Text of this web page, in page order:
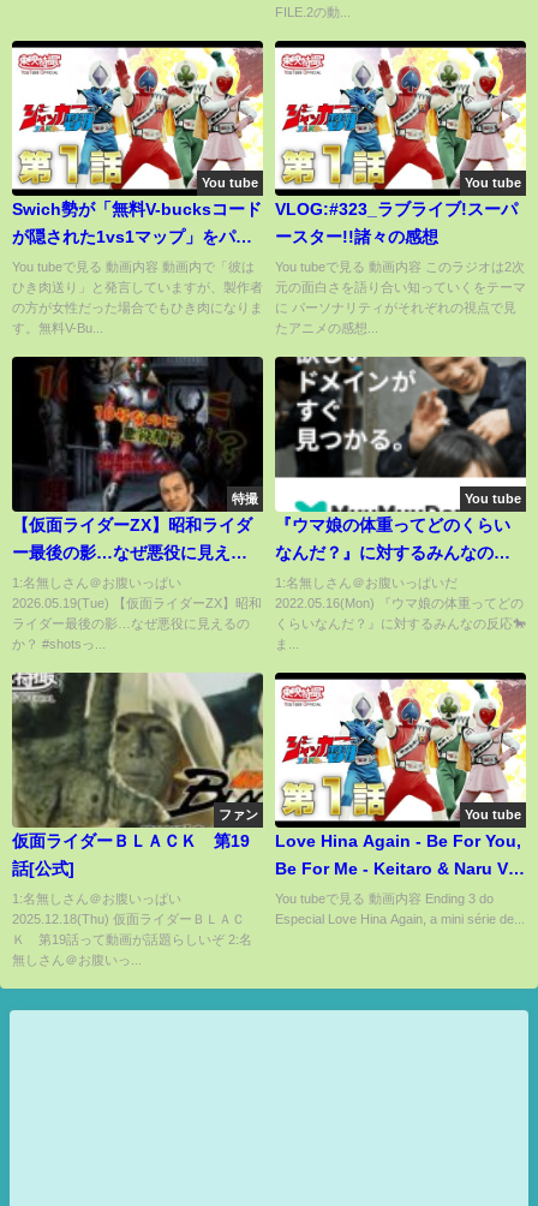
FILE.2の動...
You tube
Swich勢が「無料V-bucksコード
が隠された1vs1マップ」をパト
ロール！(親には内緒で)【フォー
トナイト】
You tubeで見る 動画内容 動画内で「彼は
ひき肉送り」と発言していますが、製作者
の方が女性だった場合でもひき肉になりま
す。無料V-Bu...
You tube
VLOG:#323_ラブライブ!スーパ
ースター!!諸々の感想
You tubeで見る 動画内容 このラジオは2次
元の面白さを語り合い知っていくをテーマ
に パーソナリティがそれぞれの視点で見
たアニメの感想...
特撮
【仮面ライダーZX】昭和ライダ
ー最後の影…なぜ悪役に見える
のか？ #shots
1:名無しさん＠お腹いっぱい
2026.05.19(Tue) 【仮面ライダーZX】昭和
ライダー最後の影…なぜ悪役に見えるの
か？ #shotsっ...
You tube
『ウマ娘の体重ってどのくらい
なんだ？』に対するみんなの反
応🐎まとめ【ウマ娘プリティー
ダービー】【レイミン】
1:名無しさん＠お腹いっぱいだ
2022.05.16(Mon) 『ウマ娘の体重ってどの
くらいなんだ？』に対するみんなの反応🐎
ま...
ファン
仮面ライダーＢＬＡＣＫ 第19
話[公式]
1:名無しさん＠お腹いっぱい
2025.12.18(Thu) 仮面ライダーＢＬＡＣ
Ｋ 第19話って動画が話題らしいぞ 2:名
無しさん＠お腹いっ...
You tube
Love Hina Again - Be For You,
Be For Me - Keitaro & Naru Ver.
(Ending 3) (Legendado PT-BR)
You tubeで見る 動画内容 Ending 3 do
Especial Love Hina Again, a mini série de...